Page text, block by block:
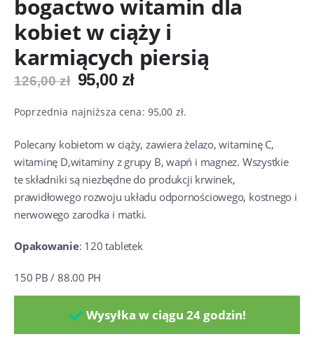
bogactwo witamin dla
kobiet w ciąży i
karmiących piersią
126,00zł Pierwotna
wynosiła:
95,00 złAktualna
wynosi:
Poprzednia najniższa cena: 95,00 zł.
Polecany kobietom w ciąży, zawiera żelazo, witaminę C,
witaminę D,witaminy z grupy B, wapń i magnez. Wszystkie
te składniki są niezbędne do produkcji krwinek,
prawidłowego rozwoju układu odpornościowego, kostnego i
nerwowego zarodka i matki.
Opakowanie: 120 tabletek
150 PB / 88.00 PH
Wysyłka w ciągu 24 godzin!